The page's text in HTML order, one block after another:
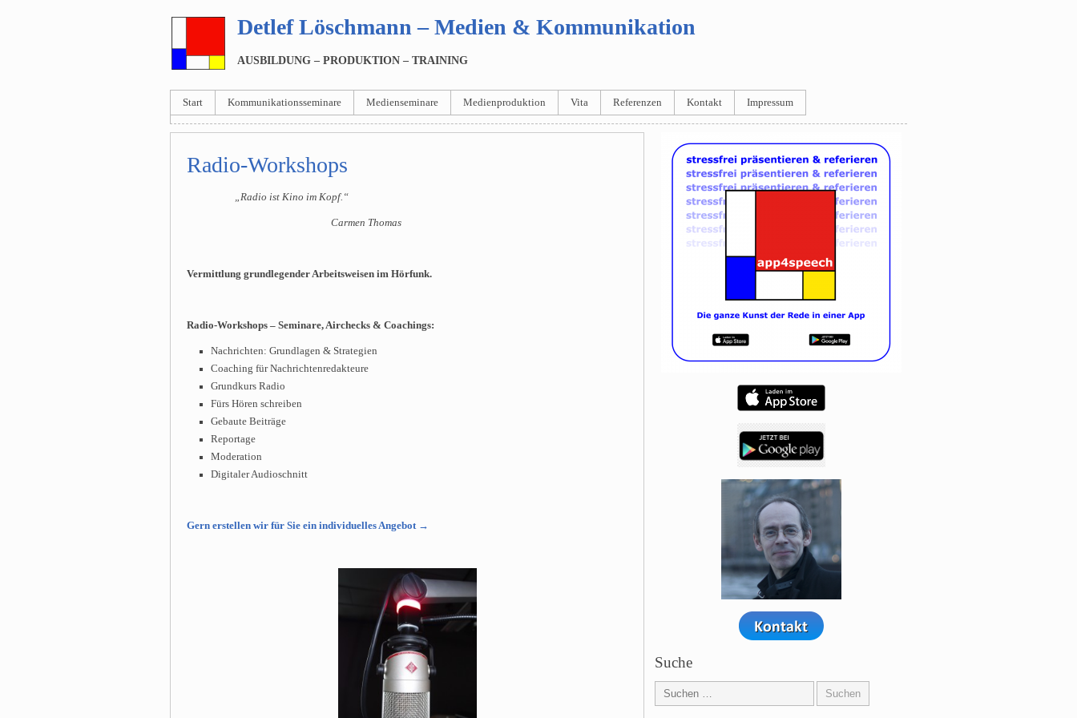
Detlef Löschmann – Medien & Kommunikation
AUSBILDUNG – PRODUKTION – TRAINING
Start Kommunikationsseminare Medienseminare Medienproduktion Vita Referenzen Kontakt Impressum
Radio-Workshops
„Radio ist Kino im Kopf.“
Carmen Thomas
Vermittlung grundlegender Arbeitsweisen im Hörfunk.
Radio-Workshops – Seminare, Airchecks & Coachings:
Nachrichten: Grundlagen & Strategien
Coaching für Nachrichtenredakteure
Grundkurs Radio
Fürs Hören schreiben
Gebaute Beiträge
Reportage
Moderation
Digitaler Audioschnitt
Gern erstellen wir für Sie ein individuelles Angebot →
Suche